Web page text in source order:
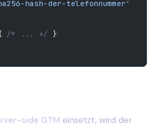
hash-der-telefonnummer'
/* ... */ }
side GTM einsetzt, wird der